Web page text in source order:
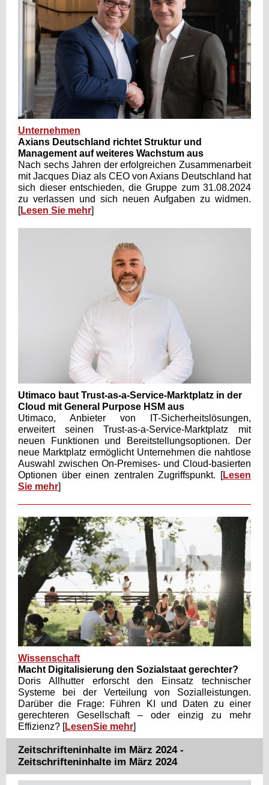
Unternehmen
Axians Deutschland richtet Struktur und
Management auf weiteres Wachstum aus
Nach sechs Jahren der erfolgreichen Zusammenarbeit
mit Jacques Diaz als CEO von Axians Deutschland hat
sich dieser entschieden, die Gruppe zum 31.08.2024
zu verlassen und sich neuen Aufgaben zu widmen.
[Lesen Sie mehr]
Utimaco baut Trust-as-a-Service-Marktplatz in der
Cloud mit General Purpose HSM aus
Utimaco, Anbieter von IT-Sicherheitslösungen,
erweitert seinen Trust-as-a-Service-Marktplatz mit
neuen Funktionen und Bereitstellungsoptionen. Der
neue Marktplatz ermöglicht Unternehmen die nahtlose
Auswahl zwischen On-Premises- und Cloud-basierten
Optionen über einen zentralen Zugriffspunkt. [Lesen
Sie mehr]
Wissenschaft
Macht Digitalisierung den Sozialstaat gerechter?
Doris Allhutter erforscht den Einsatz technischer
Systeme bei der Verteilung von Sozialleistungen.
Darüber die Frage: Führen KI und Daten zu einer
gerechteren Gesellschaft – oder einzig zu mehr
Effizienz? [LesenSie mehr]
Zeitschrifteninhalte im März 2024 -
Zeitschrifteninhalte im März 2024